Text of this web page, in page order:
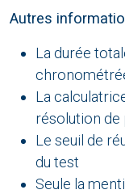
Autres
La durée
La
résolution
Le seuil de
du test
Seule la